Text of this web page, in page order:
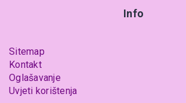
Info
Sitemap
Kontakt
Oglašavanje
Uvjeti korištenja